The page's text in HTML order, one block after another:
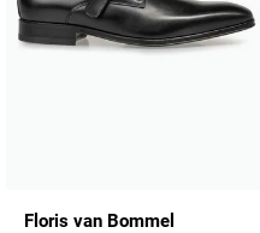
Floris van Bommel